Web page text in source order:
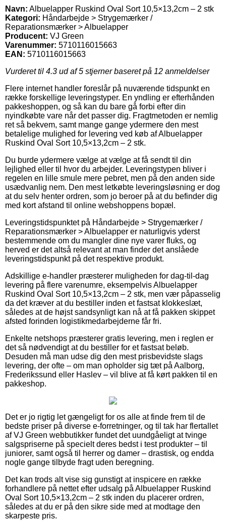
Navn: Albuelapper Ruskind Oval Sort 10,5×13,2cm – 2 stk
Kategori: Håndarbejde > Strygemærker /
Reparationsmærker > Albuelapper
Producent: VJ Green
Varenummer: 5710116015663
EAN: 5710116015663
Vurderet til 4.3 ud af 5 stjerner baseret på 12 anmeldelser
Flere internet handler foreslår på nuværende tidspunkt en
række forskellige leveringstyper. En yndling er efterhånden
pakkeshoppen, og så kan du bare gå forbi efter din
nyindkøbte vare når det passer dig. Fragtmetoden er nemlig
ret så bekvem, samt mange gange ydermere den mest
betalelige mulighed for levering ved køb af Albuelapper
Ruskind Oval Sort 10,5×13,2cm – 2 stk.
Du burde ydermere vælge at vælge at få sendt til din
lejlighed eller til hvor du arbejder. Leveringstypen bliver i
regelen en lille smule mere pebret, men på den anden side
usædvanlig nem. Den mest letkøbte leveringsløsning er dog
at du selv henter ordren, som jo beroer på at du befinder dig
med kort afstand til online webshoppens bopæl.
Leveringstidspunktet på Håndarbejde > Strygemærker /
Reparationsmærker > Albuelapper er naturligvis yderst
bestemmende om du mangler dine nye varer fluks, og
herved er det altså relevant at man finder det anslåede
leveringstidspunkt på det respektive produkt.
Adskillige e-handler præsterer muligheden for dag-til-dag
levering på flere varenumre, eksempelvis Albuelapper
Ruskind Oval Sort 10,5×13,2cm – 2 stk, men vær påpasselig
da det kræver at du bestiller inden et fastsat klokkeslæt,
således at de højst sandsynligt kan nå at få pakken skippet
afsted forinden logistikmedarbejderne får fri.
Enkelte netshops præsterer gratis levering, men i reglen er
det så nødvendigt at du bestiller for et fastsat beløb.
Desuden må man udse dig den mest prisbevidste slags
levering, der ofte – om man opholder sig tæt på Aalborg,
Frederikssund eller Haslev – vil blive at få kørt pakken til en
pakkeshop.
Det er jo rigtig let gængeligt for os alle at finde frem til de
bedste priser på diverse e-forretninger, og til tak har flertallet
af VJ Green webbutikker fundet det uundgåeligt at tvinge
salgspriserne på specielt deres bedst i test produkter – til
juniorer, samt også til herrer og damer – drastisk, og endda
nogle gange tilbyde fragt uden beregning.
Det kan trods alt vise sig gunstigt at inspicere en række
forhandlere på nettet efter udsalg på Albuelapper Ruskind
Oval Sort 10,5×13,2cm – 2 stk inden du placerer ordren,
således at du er på den sikre side med at modtage den
skarpeste pris.